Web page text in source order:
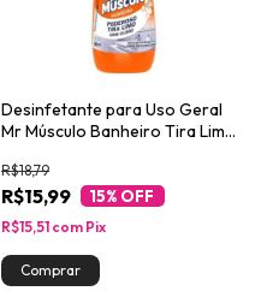
Desinfetante para Uso Geral
Mr Músculo Banheiro Tira Limo
R$15,99
R$18,79
15% OFF
R$15,51 com Pix